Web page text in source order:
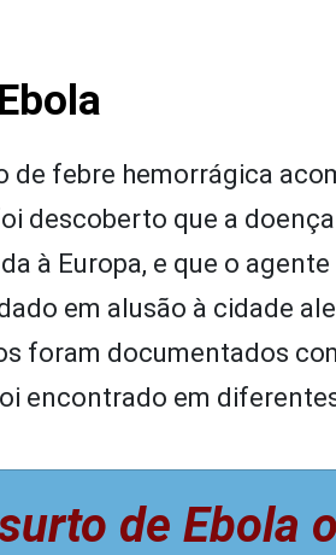
de febre hemorrágica
descoberto que a
à Europa, e que o
em alusão à cidade
foram documentados
encontrado em
de Ebola